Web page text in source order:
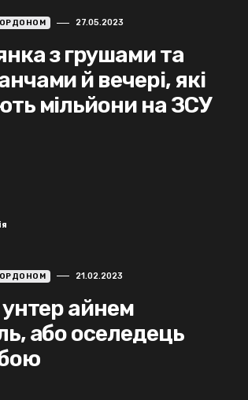
27.05.2023
з грушами та
й вечері, які
мільйони на ЗСУ
21.02.2023
унтер айнем
або оселедець